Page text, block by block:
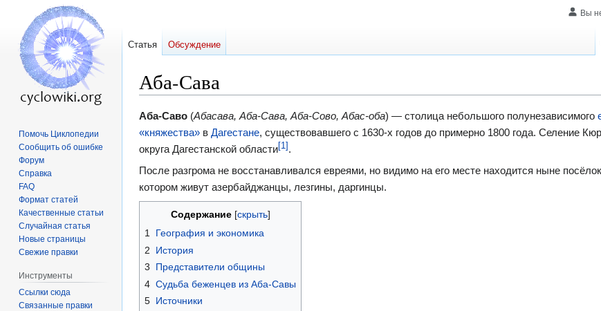
Аба-Сава
Перейти
к
навигации
Перейти
к
поиску
Аба-Саво (Абасава, Аба-Сава, Аба-Сово, Абас-оба) — столица небольшого полунезависимого
«княжества» в Дагестане, существовавшего с 1630-х годов до примерно 1800 года. Селение
округа Дагестанской области[1] .
После разгрома не восстанавливался евреями, но видимо на его месте находится ныне
котором живут азербайджанцы, лезгины, даргинцы.
Содержание
1 География и экономика
2
История
3
Представители общины
4 Судьба беженцев из Аба-Савы
5 Источники
Вы
Статья Обсуждение
Помочь Циклопедии
Сообщить об ошибке
Форум
Справка
FAQ
Формат статей
Качественные статьи
Случайная статья
Новые страницы
Свежие правки
Инструменты
Ссылки сюда
Связанные правки